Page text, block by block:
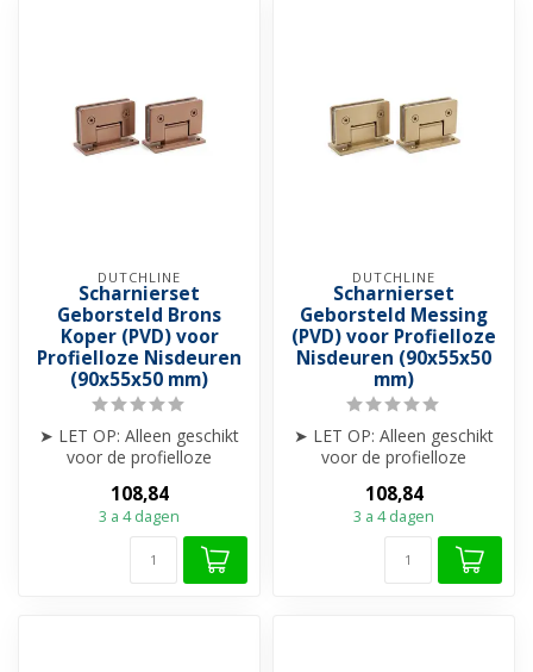
DUTCHLINE
Scharnierset
Geborsteld Brons
Koper (PVD) voor
Profielloze Nisdeuren
(90x55x50 mm)
➤ LET OP: Alleen geschikt
voor de profielloze
➤ Scha...
108,84
3 a 4 dagen
DUTCHLINE
Scharnierset
Geborsteld Messing
(PVD) voor Profielloze
Nisdeuren (90x55x50
mm)
➤ LET OP: Alleen geschikt
voor de profielloze
➤ Scha...
108,84
3 a 4 dagen